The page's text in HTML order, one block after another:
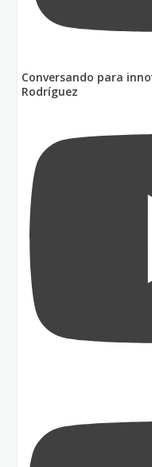
Conversando para
Rodríguez